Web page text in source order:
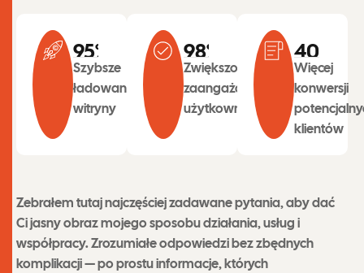
95%
Szybsze
ładowanie
witryny
98%
Zwiększone
zaangażowanie
użytkowników
40
Więcej
konwersji
klientów
Zebrałem tutaj najczęściej zadawane pytania, aby dać
Ci jasny obraz mojego sposobu działania, usług i
współpracy. Zrozumiałe odpowiedzi bez zbędnych
komplikacji — po prostu informacje, których